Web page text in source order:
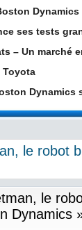
Dynamics
ses tests
– Un marché
Toyota
Dynamics
le robot
le
Dynamics